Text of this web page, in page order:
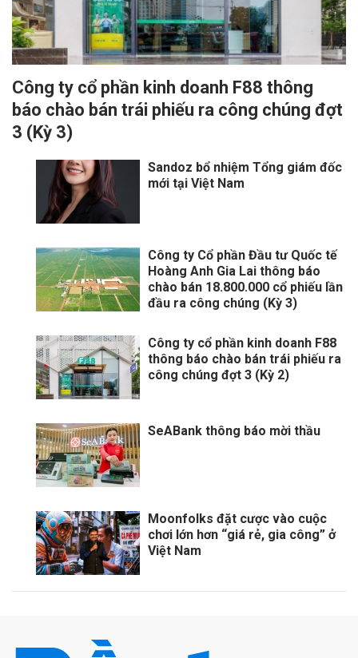
Công ty cổ phần kinh doanh F88 thông
báo chào bán trái phiếu ra công chúng đợt
3 (Kỳ 3)
Sandoz bổ nhiệm Tổng giám đốc
mới tại Việt Nam
Công ty Cổ phần Đầu tư Quốc tế
Hoàng Anh Gia Lai thông báo
chào bán 18.800.000 cổ phiếu lần
đầu ra công chúng (Kỳ 3)
Công ty cổ phần kinh doanh F88
thông báo chào bán trái phiếu ra
công chúng đợt 3 (Kỳ 2)
SeABank thông báo mời thầu
Moonfolks đặt cược vào cuộc
chơi lớn hơn “giá rẻ, gia công” ở
Việt Nam